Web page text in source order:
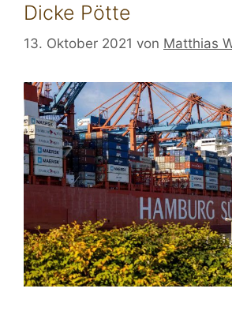
Dicke Pötte
13. Oktober 2021 von Matthias